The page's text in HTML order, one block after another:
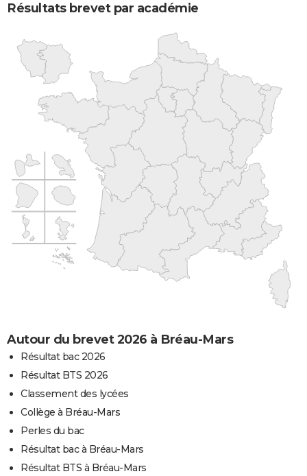
Résultats brevet par académie
Autour du brevet 2026 à Bréau-Mars
Résultat bac 2026
Résultat BTS 2026
Classement des lycées
Collège à Bréau-Mars
Perles du bac
Résultat bac à Bréau-Mars
Résultat BTS à Bréau-Mars